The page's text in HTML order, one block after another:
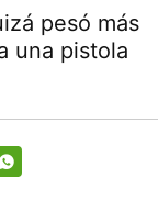
pesó más
una pistola